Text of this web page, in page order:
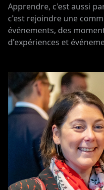
Apprendre, c'est aussi
c'est rejoindre une
événements, des
d'expériences et